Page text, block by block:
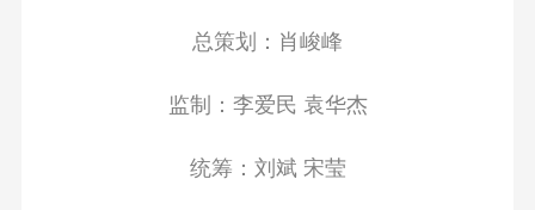
总策划：肖峻峰
监制：李爱民 袁华杰
统筹：刘斌 宋莹